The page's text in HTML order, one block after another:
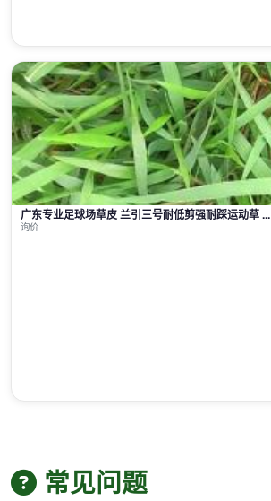
广东专业足球场草皮 兰引三号耐低剪强耐踩运动草 ...
询价
常见问题